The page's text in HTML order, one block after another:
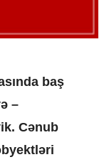
baş
–
. Cənub